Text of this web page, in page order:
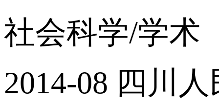
社会科学/学术
2014-08 四川